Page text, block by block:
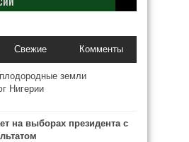
Свежие Комменты
земли
Нигерии
на выборах президента с